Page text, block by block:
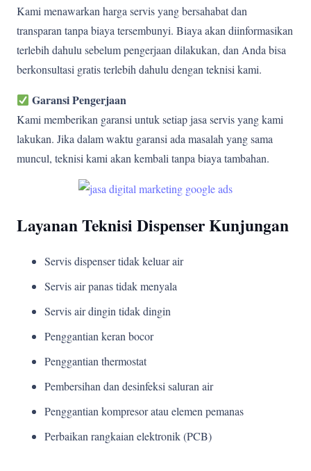
Kami menawarkan harga servis yang bersahabat dan
transparan tanpa biaya tersembunyi. Biaya akan diinformasikan
terlebih dahulu sebelum pengerjaan dilakukan, dan Anda bisa
berkonsultasi gratis terlebih dahulu dengan teknisi kami.
Garansi Pengerjaan
Kami memberikan garansi untuk setiap jasa servis yang kami
lakukan. Jika dalam waktu garansi ada masalah yang sama
muncul, teknisi kami akan kembali tanpa biaya tambahan.
Layanan Teknisi Dispenser Kunjungan
Servis dispenser tidak keluar air
Servis air panas tidak menyala
Servis air dingin tidak dingin
Penggantian keran bocor
Penggantian thermostat
Pembersihan dan desinfeksi saluran air
Penggantian kompresor atau elemen pemanas
Perbaikan rangkaian elektronik (PCB)